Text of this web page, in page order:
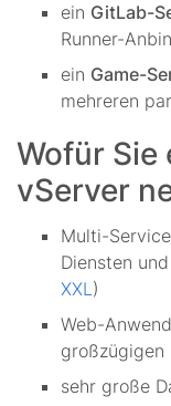
ein GitLab-
Runner-
ein Game-
mehreren
Wofür Sie
vServer
Multi-
Diensten
XXL)
Web-
sehr große